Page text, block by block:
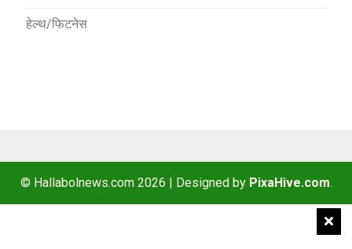
हेल्थ/फिटनेस
© Hallabolnews.com 2026 | Designed by PixaHive.com.